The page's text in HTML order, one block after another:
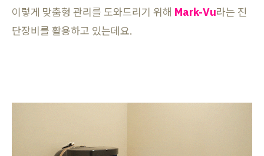
이렇게 맞춤형 관리를 도와드리기 위해 Mark-Vu라는 진
단장비를 활용하고 있는데요.